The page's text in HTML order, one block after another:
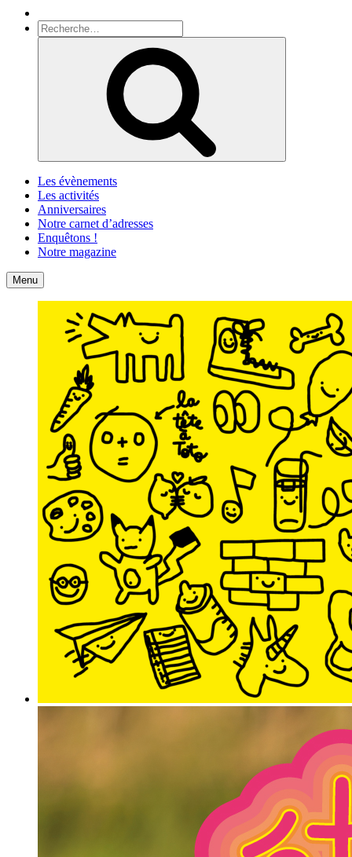
Recherche
pour
Les évènements
Les activités
Anniversaires
Notre carnet d’adresses
Enquêtons !
Notre magazine
Accueil
Menu Contact